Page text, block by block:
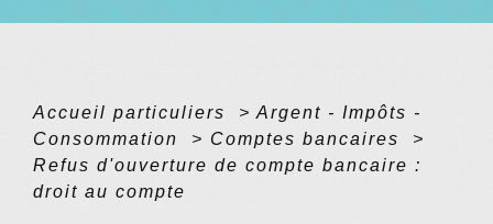
Accueil particuliers > Argent - Impôts -
Consommation
> Comptes bancaires
>
Refus d'ouverture de compte bancaire :
droit au compte